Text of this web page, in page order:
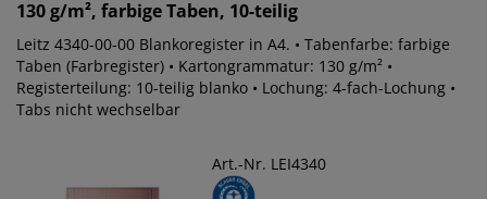
130 g/m², farbige Taben, 10-teilig
Leitz 4340-00-00 Blankoregister in A4. • Tabenfarbe: farbige
Taben (Farbregister) • Kartongrammatur: 130 g/m² •
Registerteilung: 10-teilig blanko • Lochung: 4-fach-Lochung •
Tabs nicht wechselbar
Art.-Nr. LEI4340